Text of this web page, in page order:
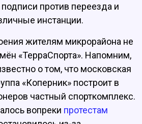
против переезда и
инстанции.
жителям микрорайона не
«ТерраСпорта». Напомним,
о том, что московская
«Коперник» построит в
частный спорткомплекс.
вопреки протестам